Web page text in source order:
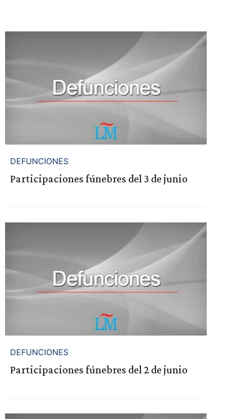
DEFUNCIONES
Participaciones fúnebres del 3 de junio
DEFUNCIONES
Participaciones fúnebres del 2 de junio